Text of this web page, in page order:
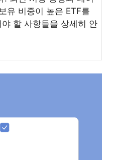
유 비중이 높은 ETF를
할 사항들을 상세히 안